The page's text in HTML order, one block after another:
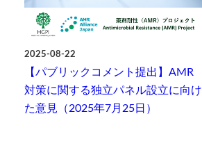
2025-08-22
【パブリックコメント提出】AMR
対策に関する独立パネル設立に向け
た意見（2025年7月25日）